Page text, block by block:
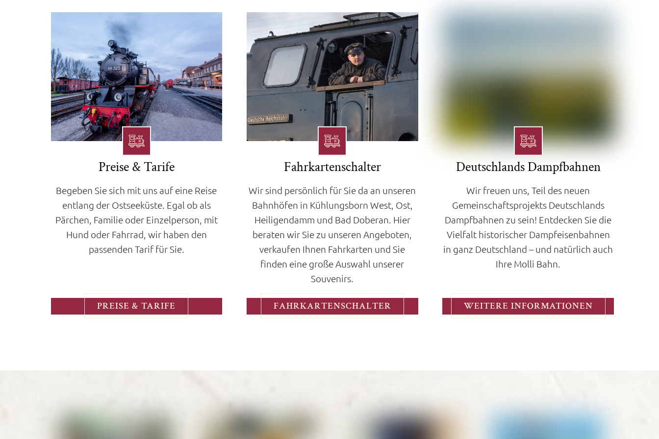
Preise & Tarife
Begeben Sie sich mit uns auf eine Reise
entlang der Ostseeküste. Egal ob als
Pärchen, Familie oder Einzelperson, mit
Hund oder Fahrrad, wir haben den
passenden Tarif für Sie.
PREISE & TARIFE
Fahrkartenschalter
Wir sind persönlich für Sie da an unseren
Bahnhöfen in Kühlungsborn West, Ost,
Heiligendamm und Bad Doberan. Hier
beraten wir Sie zu unseren Angeboten,
verkaufen Ihnen Fahrkarten und Sie
finden eine große Auswahl unserer
Souvenirs.
FAHRKARTENSCHALTER
Deutschlands Dampfbahnen
Wir freuen uns, Teil des neuen
Gemeinschaftsprojekts Deutschlands
Dampfbahnen zu sein! Entdecken Sie die
Vielfalt historischer Dampfeisenbahnen
in ganz Deutschland – und natürlich auch
Ihre Molli Bahn.
WEITERE INFORMATIONEN